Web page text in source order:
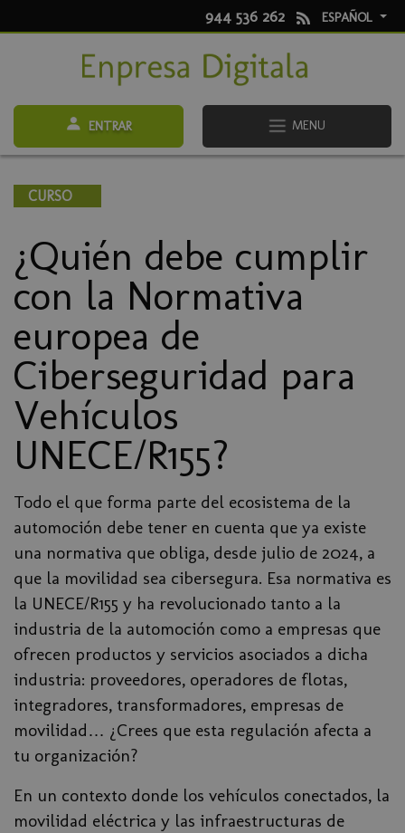
944 536 262 ESPAÑOL
ENTRAR MENU
CURSO
¿Quién debe cumplir
con la Normativa
europea de
Ciberseguridad para
Vehículos
UNECE/R155?
Todo el que forma parte del ecosistema de la
automoción debe tener en cuenta que ya existe
una normativa que obliga, desde julio de 2024, a
que la movilidad sea cibersegura. Esa normativa es
la UNECE/R155 y ha revolucionado tanto a la
industria de la automoción como a empresas que
ofrecen productos y servicios asociados a dicha
industria: proveedores, operadores de flotas,
integradores, transformadores, empresas de
movilidad… ¿Crees que esta regulación afecta a
tu organización?
En un contexto donde los vehículos conectados, la
movilidad eléctrica y las infraestructuras de